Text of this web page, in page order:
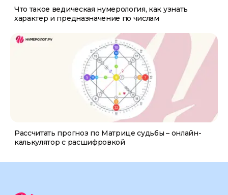
Что такое ведическая нумерология, как узнать
характер и предназначение по числам
Рассчитать прогноз по Матрице судьбы – онлайн-
калькулятор с расшифровкой